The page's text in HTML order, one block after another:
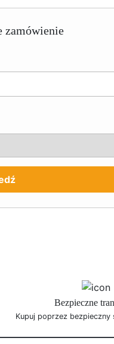
zamówienie
Bezpieczne
Kupuj poprzez bezpieczny